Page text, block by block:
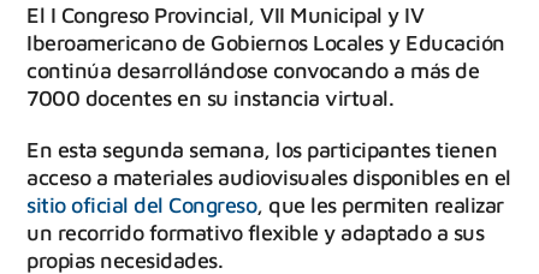
El I Congreso Provincial, VII Municipal y IV
Iberoamericano de Gobiernos Locales y Educación
continúa desarrollándose convocando a más de
7000 docentes en su instancia virtual.
En esta segunda semana, los participantes tienen
acceso a materiales audiovisuales disponibles en el
sitio oficial del Congreso, que les permiten realizar
un recorrido formativo flexible y adaptado a sus
propias necesidades.